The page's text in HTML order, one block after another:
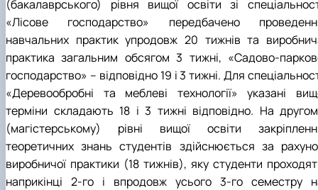
БОРИСЕНКО Володимир Валерійович
(29.07.1981 - 02.02.2024 р.), випускник 2002
ГОЛУБ Артур Володимирович (13.04.1994 -
12.09.2021 р.), випускник 2020 року.
ГОРЕЦЬКИЙ Олег Петрович (22.11.1974 -
18.06.2022 р.), випускник 1999 року.
ГОРОБЕНКО Олександр Миколайович
(13.09.1986 - 11.11.2024 р.), випускник 2023 ро…
ДАНИЛЕНКО Андрій Миколайович
- 24.08.2024 р.), випускник 2016 року.
ДОСЯК Дмитро Дмитрович (14.05.1981 -
22.12.2023 р.), випускник 2004 року.
Лісопожежні школи
Міжнародні стандарти з гасіння пожеж
Пожежне законодавство
Контакти
(бакалаврського) рівня вищої освіти зі
«Лісове господарство» передбачено
навчальних практик упродовж 20 тижнів та
практика загальним обсягом 3 тижні, «Садово-
господарство» – відповідно 19 і 3 тижні. Для
«Деревообробні та меблеві технології» указані
терміни складають 18 і 3 тижні відповідно. На
(магістерському) рівні вищої освіти
теоретичних знань студентів здійснюється за
виробничої практики (18 тижнів), яку студенти
наприкінці 2-го і впродовж усього 3-го семестру